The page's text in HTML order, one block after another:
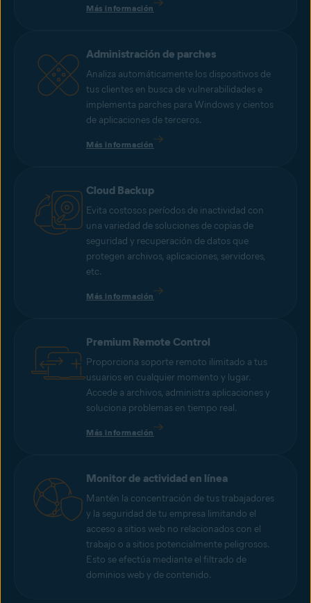
Más información
Administración de parches
Analiza automáticamente los dispositivos de
tus clientes en busca de vulnerabilidades e
implementa parches para Windows y cientos
de aplicaciones de terceros.
Más información
Cloud Backup
Evita costosos períodos de inactividad con
una variedad de soluciones de copias de
seguridad y recuperación de datos que
protegen archivos, aplicaciones, servidores,
etc.
Más información
Premium Remote Control
Proporciona soporte remoto ilimitado a tus
usuarios en cualquier momento y lugar.
Accede a archivos, administra aplicaciones y
soluciona problemas en tiempo real.
Más información
Monitor de actividad en línea
Mantén la concentración de tus trabajadores
y la seguridad de tu empresa limitando el
acceso a sitios web no relacionados con el
trabajo o a sitios potencialmente peligrosos.
Esto se efectúa mediante el filtrado de
dominios web y de contenido.